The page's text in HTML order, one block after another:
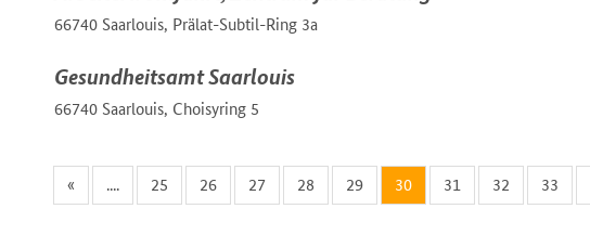
66740 Saarlouis, Prälat-Subtil-Ring 3a
Gesundheitsamt Saarlouis
66740 Saarlouis, Choisyring 5
« .... 25 26 27 28 29 30 31 32 33